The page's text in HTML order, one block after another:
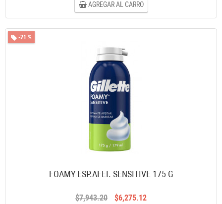
AGREGAR AL CARRO
-21 %
FOAMY ESP.AFEI. SENSITIVE 175 G
$7,943.20 $6,275.12